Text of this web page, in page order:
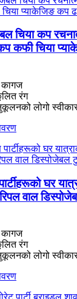
चिया कप
कफी चिया
कागज
रंग
लोगो
घर
वाल
कागज
रंग
लोगो